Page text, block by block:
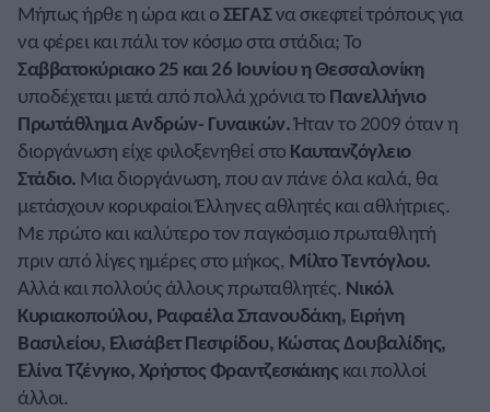
Μήπως ήρθε η ώρα και οΣΕΓΑΣνα σκεφτεί τρόπους για
να φέρει και πάλι τον κόσμο στα στάδια; Το
Σαββατοκύριακο 25 και 26 Ιουνίου η Θεσσαλονίκη
υποδέχεται μετά από πολλά χρόνια το Πανελλήνιο
Πρωτάθλημα Ανδρών- Γυναικών.Ήταν το 2009 όταν η
διοργάνωση είχε φιλοξενηθεί στο Καυτανζόγλειο
Στάδιο. Μια διοργάνωση, που αν πάνε όλα καλά, θα
μετάσχουν κορυφαίοι Έλληνες αθλητές και αθλήτριες.
Με πρώτο και καλύτερο τον παγκόσμιο πρωταθλητή
πριν από λίγες ημέρες στο μήκος, Μίλτο Τεντόγλου.
Αλλά και πολλούς άλλους πρωταθλητές. Νικόλ
Κυριακοπούλου, Ραφαέλα Σπανουδάκη, Ειρήνη
Βασιλείου, Ελισάβετ Πεσιρίδου, Κώστας Δουβαλίδης,
Ελίνα Τζένγκο, Χρήστος Φραντζεσκάκηςκαι πολλοί
άλλοι.